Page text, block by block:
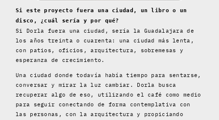
Si este proyecto fuera una ciudad, un libro o un
disco, ¿cuál sería y por qué?
Si Dorla fuera una ciudad, sería la Guadalajara de
los años treinta o cuarenta: una ciudad más lenta,
con patios, oficios, arquitectura, sobremesas y
esperanza de crecimiento.
Una ciudad donde todavía había tiempo para sentarse,
conversar y mirar la luz cambiar. Dorla busca
recuperar algo de eso, utilizando el café como medio
para seguir conectando de forma contemplativa con
las personas, con la arquitectura y propiciando